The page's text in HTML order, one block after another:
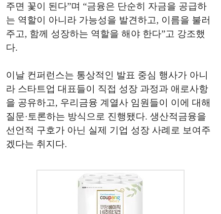
주면 꽃이 된다”며 “금융은 단순히 자금을 공급하
는 역할이 아니라 가능성을 발견하고, 이름을 불러
주고, 함께 성장하는 역할을 해야 한다”고 강조했
다.
이날 컨퍼런스는 통상적인 발표 중심 행사가 아니
라 스타트업 대표들이 직접 성장 과정과 애로사항
을 공유하고, 우리금융 계열사 임원들이 이에 대해
질문·토론하는 방식으로 진행됐다. 생산적금융을
선언적 구호가 아닌 실제 기업 성장 사례로 보여주
겠다는 취지다.